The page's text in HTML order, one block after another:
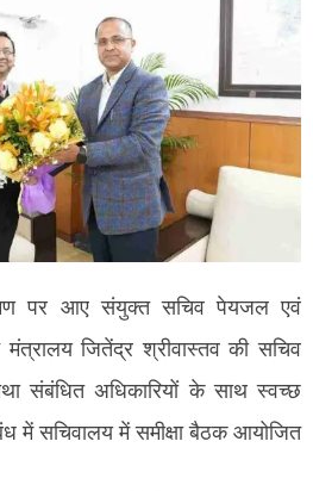
पर आए संयुक्त सचिव पेयजल एवं
जितेंद्र श्रीवास्तव की सचिव
संबंधित अधिकारियों के साथ स्वच्छ
में सचिवालय में समीक्षा बैठक आयोजित